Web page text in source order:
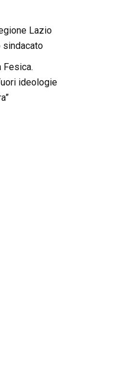
Lazio
sindacato
Fesica.
ideologie